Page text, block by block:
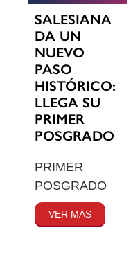
SALESIANA
DA UN
NUEVO
PASO
HISTÓRICO:
LLEGA SU
PRIMER
POSGRADO
PRIMER
POSGRADO
VER MÁS